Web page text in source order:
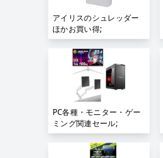
アイリスのシュレッダー
ほかお買い得;
PC各種・モニター・ゲー
ミング関連セール;